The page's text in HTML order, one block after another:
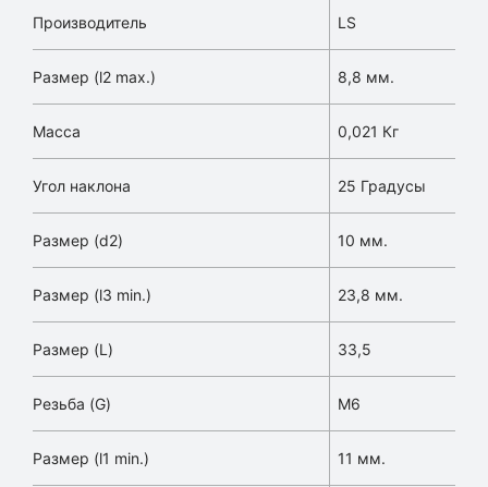
Производитель LS
Размер (l2 max.) 8,8 мм.
Масса 0,021 Кг
Угол наклона 25 Градусы
Размер (d2) 10 мм.
Размер (l3 min.) 23,8 мм.
Размер (L) 33,5
Резьба (G) M6
Размер (l1 min.) 11 мм.